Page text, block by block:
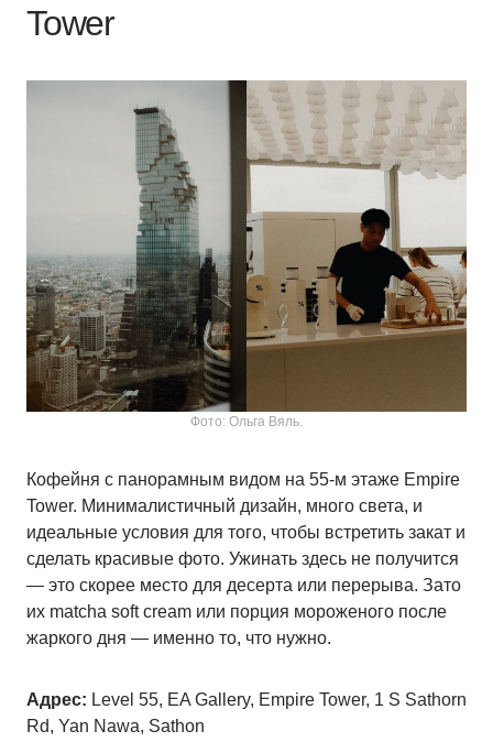
Tower
Фото: Ольга Вяль.
Кофейня с панорамным видом на 55-м этаже Empire
Tower. Минималистичный дизайн, много света, и
идеальные условия для того, чтобы встретить закат и
сделать красивые фото. Ужинать здесь не получится
— это скорее место для десерта или перерыва. Зато
их matcha soft cream или порция мороженого после
жаркого дня — именно то, что нужно.
Адрес: Level 55, EA Gallery, Empire Tower, 1 S Sathorn
Rd, Yan Nawa, Sathon